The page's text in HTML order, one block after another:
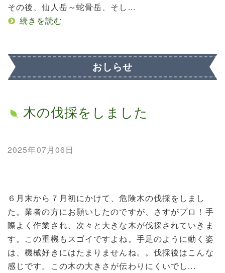
その後、仙人岳～蛇骨岳、そし...
続きを読む
おしらせ
木の伐採をしました
2025年07月06日
６月末から７月初にかけて、危険木の伐採をしまし
た。業者の方にお願いしたのですが、さすがプロ！手
際よく作業され、次々と大きな木が伐採されていきま
す。この重機もスゴイですよね。手足のように動く姿
は、機械好きにはたまりませんね。。伐採後はこんな
感じです。この木の大きさが伝わりにくいでし...